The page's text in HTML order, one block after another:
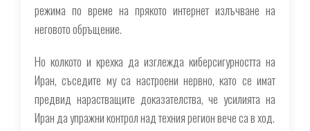
режима по време на прякото интернет излъчване на
неговото обръщение.
Но колкото и крехка да изглежда киберсигурността на
Иран, съседите му са настроени нервно, като се имат
предвид нарастващите доказателства, че усилията на
Иран да упражни контрол над техния регион вече са в ход.